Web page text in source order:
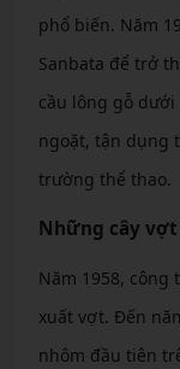
phổ biến. Năm
Sanbata để trở
cầu lông gỗ
ngoặt, tận dụng
trường thể thao.
Những cây
Năm 1958, công
xuất vợt. Đến
nhôm đầu tiên